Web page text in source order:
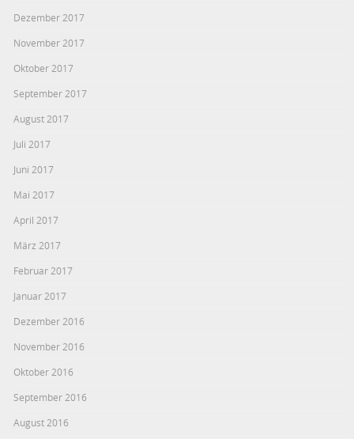
Dezember 2017
November 2017
Oktober 2017
September 2017
August 2017
Juli 2017
Juni 2017
Mai 2017
April 2017
März 2017
Februar 2017
Januar 2017
Dezember 2016
November 2016
Oktober 2016
September 2016
August 2016